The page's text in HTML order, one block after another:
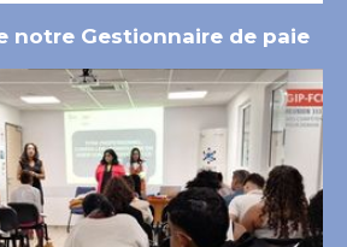
notre Gestionnaire de paie